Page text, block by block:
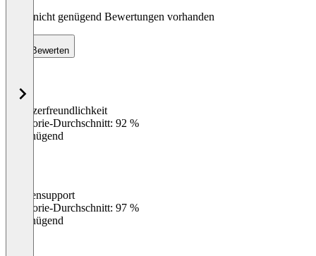
Noch nicht genügend Bewertungen vorhanden
Bewerten
Benutzerfreundlichkeit
Kategorie-Durchschnitt: 92 %
Ungenügend
Kundensupport
Kategorie-Durchschnitt: 97 %
Ungenügend